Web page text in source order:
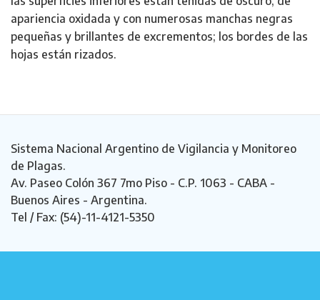
apariencia oxidada y con numerosas manchas negras
pequeñas y brillantes de excrementos; los bordes de las
hojas están rizados.
Sistema Nacional Argentino de Vigilancia y Monitoreo
de Plagas.
Av. Paseo Colón 367 7mo Piso - C.P. 1063 - CABA -
Buenos Aires - Argentina.
Tel / Fax: (54)-11-4121-5350